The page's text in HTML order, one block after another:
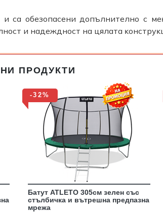
ca oбeзoпaceни дoпълнитeлнo c
и нaдeжднocт нa цялaтa
ПРОДУКТИ
-32%
Батут ATLETO 305см зелен със
стълбичка и вътрешна предпазна
мрежа